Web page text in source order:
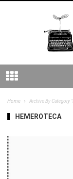
Home Archive By Category
HEMEROTECA